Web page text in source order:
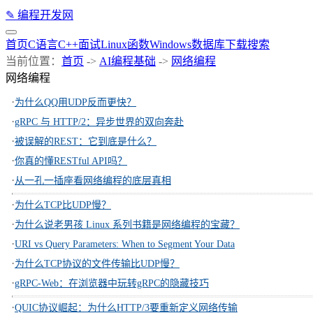
✎ 编程开发网
首页C语言C++面试Linux函数Windows数据库下载搜索
当前位置： 首页 -> AI编程基础 -> 网络编程
网络编程
·为什么QQ用UDP反而更快？
·gRPC 与 HTTP/2：异步世界的双向奔赴
·被误解的REST：它到底是什么？
·你真的懂RESTful API吗？
·从一孔一插座看网络编程的底层真相
·为什么TCP比UDP慢？
·为什么说老男孩 Linux 系列书籍是网络编程的宝藏？
·URI vs Query Parameters: When to Segment Your Data
·为什么TCP协议的文件传输比UDP慢？
·gRPC-Web：在浏览器中玩转gRPC的隐藏技巧
·QUIC协议崛起：为什么HTTP/3要重新定义网络传输